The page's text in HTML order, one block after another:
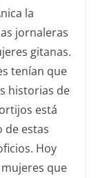
la
jornaleras
gitanas.
tenían que
historias de
está
de estas
Hoy
que